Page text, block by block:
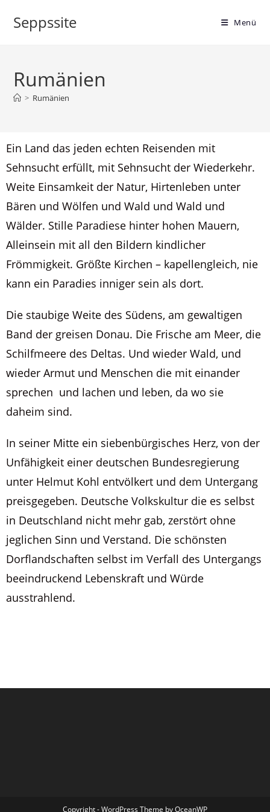
Seppssite Menü
Rumänien
> Rumänien
Ein Land das jeden echten Reisenden mit
Sehnsucht erfüllt, mit Sehnsucht der Wiederkehr.
Weite Einsamkeit der Natur, Hirtenleben unter
Bären und Wölfen und Wald und Wald und
Wälder. Stille Paradiese hinter hohen Mauern,
Alleinsein mit all den Bildern kindlicher
Frömmigkeit. Größte Kirchen – kapellengleich, nie
kann ein Paradies inniger sein als dort.
Die staubige Weite des Südens, am gewaltigen
Band der greisen Donau. Die Frische am Meer, die
Schilfmeere des Deltas. Und wieder Wald, und
wieder Armut und Menschen die mit einander
sprechen und lachen und leben, da wo sie
daheim sind.
In seiner Mitte ein siebenbürgisches Herz, von der
Unfähigkeit einer deutschen Bundesregierung
unter Helmut Kohl entvölkert und dem Untergang
preisgegeben. Deutsche Volkskultur die es selbst
in Deutschland nicht mehr gab, zerstört ohne
jeglichen Sinn und Verstand. Die schönsten
Dorflandschaften selbst im Verfall des Untergangs
beeindruckend Lebenskraft und Würde
ausstrahlend.
Copyright - WordPress Theme by OceanWP